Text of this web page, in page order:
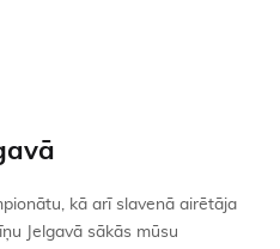
kā arī slavenā airētāja
Jelgavā sākās mūsu